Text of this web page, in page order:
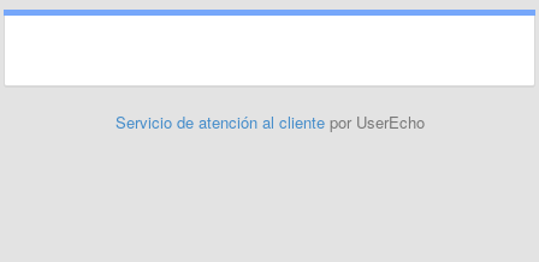
Servicio de atención al cliente por UserEcho